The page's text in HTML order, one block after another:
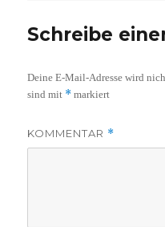
Schreibe
Deine E-Mail-Adresse wird
sind mit * markiert
KOMMENTAR *